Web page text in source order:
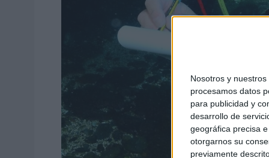
Nosotros y nuestros
procesamos datos
para publicidad y
desarrollo de
geográfica precisa
otorgarnos su
previamente